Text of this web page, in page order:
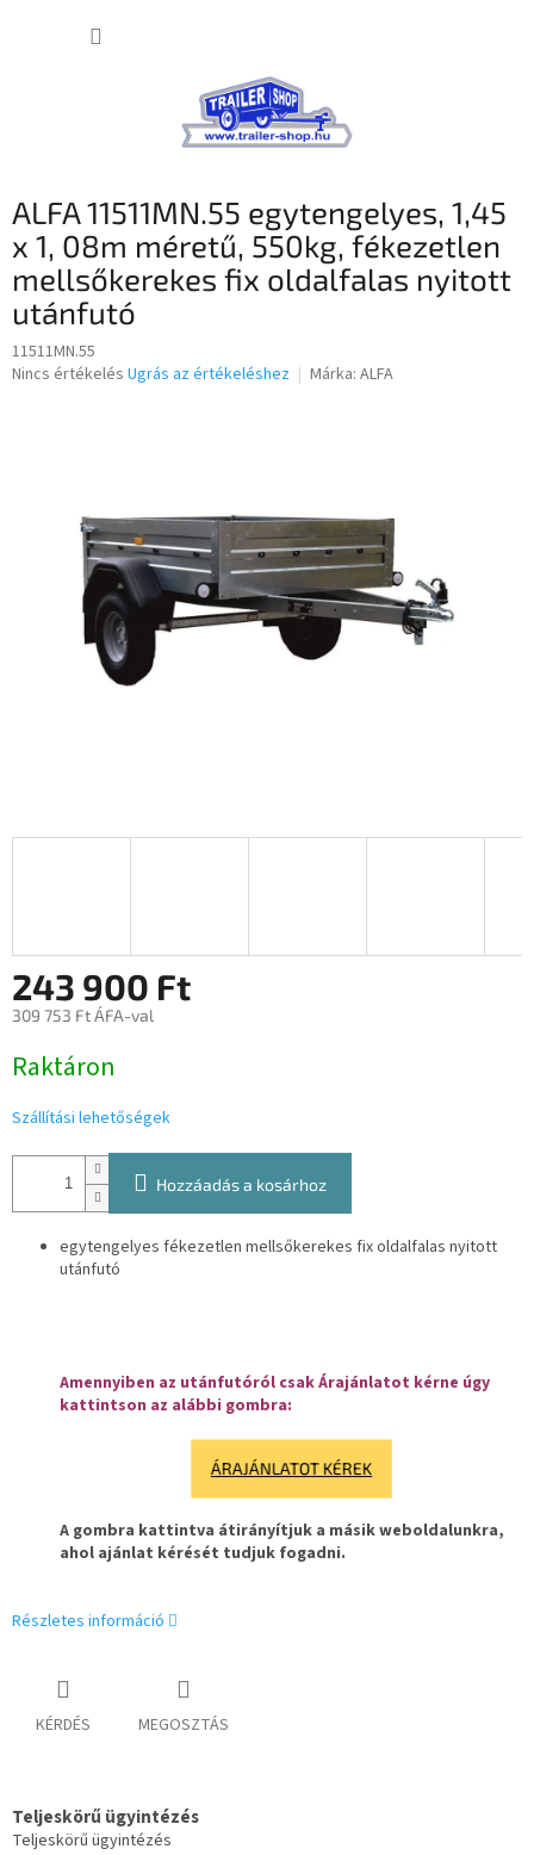
ALFA 11511MN.55 egytengelyes, 1,45
x 1, 08m méretű, 550kg, fékezetlen
mellsőkerekes fix oldalfalas nyitott
utánfutó
11511MN.55
A
Nincs értékelés Ugrás az értékeléshez Márka: ALFA
243 900 Ft
309 753 Ft ÁFA-val
Raktáron
Szállítási lehetőségek
Hozzáadás a kosárhoz
egytengelyes fékezetlen mellsőkerekes fix oldalfalas nyitott
utánfutó
Amennyiben az utánfutóról csak Árajánlatot kérne úgy
kattintson az alábbi gombra:
ÁRAJÁNLATOT KÉREK
A gombra kattintva átirányítjuk a másik weboldalunkra,
ahol ajánlat kérését tudjuk fogadni.
Részletes információ
KÉRDÉS MEGOSZTÁS
Teljeskörű ügyintézés
Teljeskörű ügyintézés